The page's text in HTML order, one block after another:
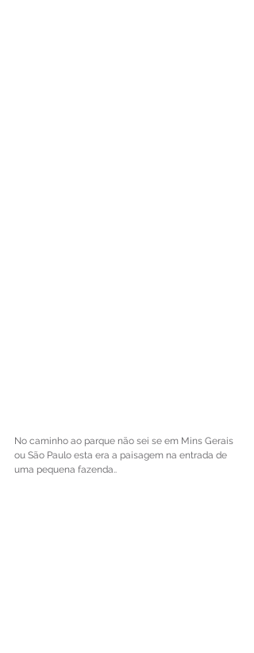
No caminho ao parque não sei se em Mins Gerais
ou São Paulo esta era a paisagem na entrada de
uma pequena fazenda..